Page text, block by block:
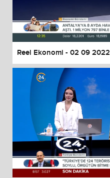
Reel Ekonomi - 02 09 2022